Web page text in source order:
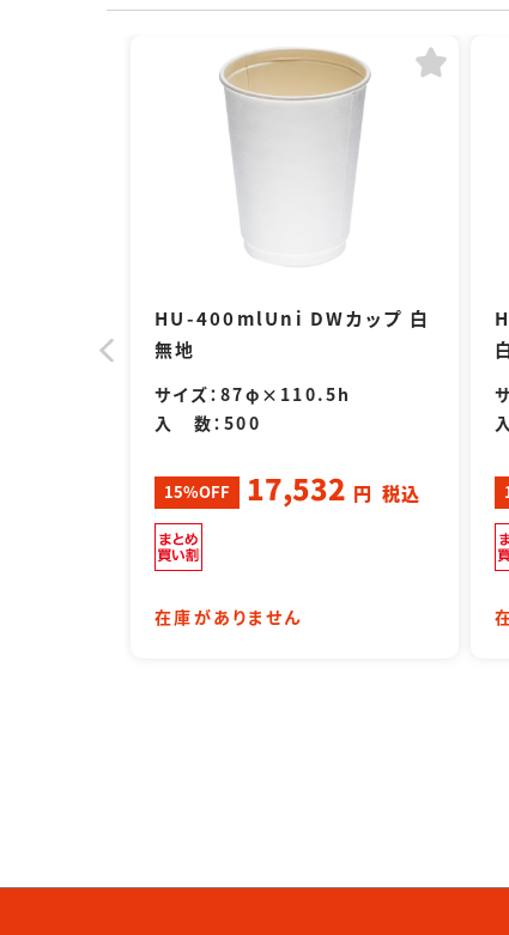
HU-400mlUni DWカップ 白
無地
サイズ：87φ×110.5h
入 数：500
15%OFF 17,532 円 税込
在庫がありません
お気に入りに追加 お気に